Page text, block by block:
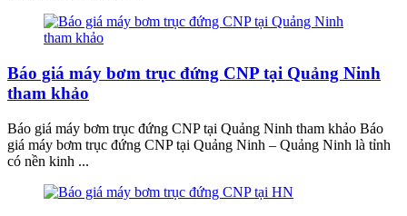
Báo giá máy bơm trục đứng CNP tại Quảng Ninh
tham khảo
Báo giá máy bơm trục đứng CNP tại Quảng Ninh tham khảo Báo
giá máy bơm trục đứng CNP tại Quảng Ninh – Quảng Ninh là tỉnh
có nền kinh ...